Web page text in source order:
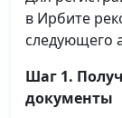
в Ирбите
следующего
Шаг 1.
документы